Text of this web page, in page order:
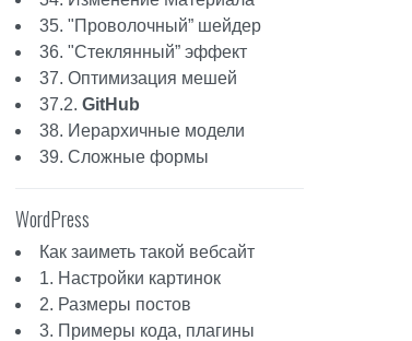
35. "Проволочный” шейдер
36. "Стеклянный” эффект
37. Оптимизация мешей
37.2. GitHub
38. Иерархичные модели
39. Сложные формы
WordPress
Как заиметь такой вебсайт
1. Настройки картинок
2. Размеры постов
3. Примеры кода, плагины